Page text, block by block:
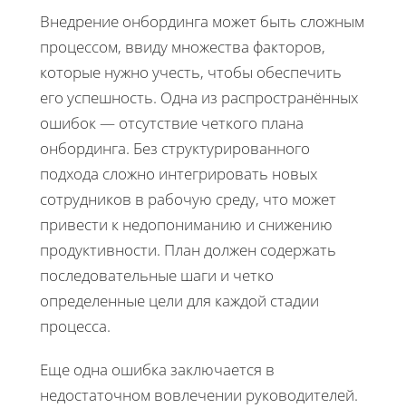
Внедрение онбординга может быть сложным
процессом, ввиду множества факторов,
которые нужно учесть, чтобы обеспечить
его успешность. Одна из распространённых
ошибок — отсутствие четкого плана
онбординга. Без структурированного
подхода сложно интегрировать новых
сотрудников в рабочую среду, что может
привести к недопониманию и снижению
продуктивности. План должен содержать
последовательные шаги и четко
определенные цели для каждой стадии
процесса.
Еще одна ошибка заключается в
недостаточном вовлечении руководителей.